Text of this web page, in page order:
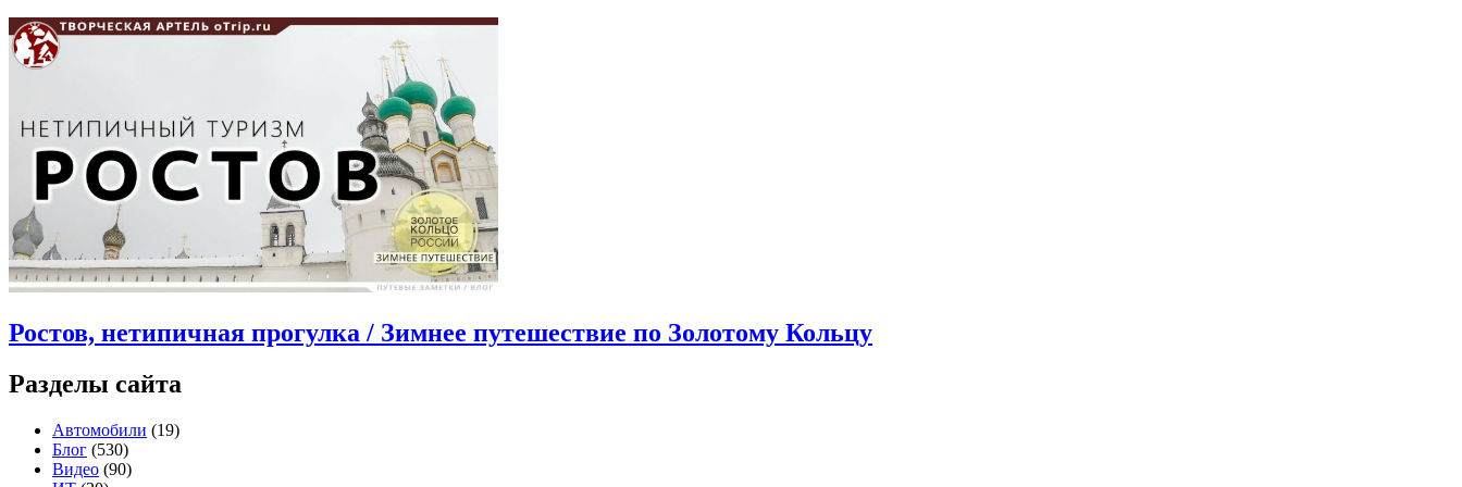
Ростов, нетипичная прогулка / Зимнее путешествие по Золотому Кольцу
Разделы сайта
Автомобили (19)
Блог (530)
Видео (90)